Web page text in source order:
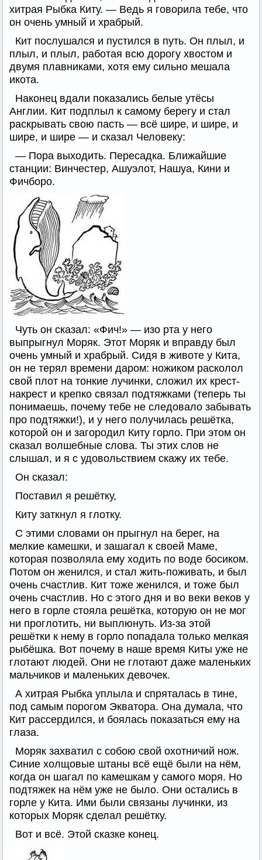
хитрая Рыбка Киту. — Ведь я говорила тебе, что
он очень умный и храбрый.
Кит послушался и пустился в путь. Он плыл, и
плыл, и плыл, работая всю дорогу хвостом и
двумя плавниками, хотя ему сильно мешала
икота.
Наконец вдали показались белые утёсы
Англии. Кит подплыл к самому берегу и стал
раскрывать свою пасть — всё шире, и шире, и
шире, и шире — и сказал Человеку:
— Пора выходить. Пересадка. Ближайшие
станции: Винчестер, Ашуэлот, Нашуа, Кини и
Фичборо.
Чуть он сказал: «Фич!» — изо рта у него
выпрыгнул Моряк. Этот Моряк и вправду был
очень умный и храбрый. Сидя в животе у Кита,
он не терял времени даром: ножиком расколол
свой плот на тонкие лучинки, сложил их крест-
накрест и крепко связал подтяжками (теперь ты
понимаешь, почему тебе не следовало забывать
про подтяжки!), и у него получилась решётка,
которой он и загородил Киту горло. При этом он
сказал волшебные слова. Ты этих слов не
слышал, и я с удовольствием скажу их тебе.
Он сказал:
Поставил я решётку,
Киту заткнул я глотку.
С этими словами он прыгнул на берег, на
мелкие камешки, и зашагал к своей Маме,
которая позволяла ему ходить по воде босиком.
Потом он женился, и стал жить-поживать, и был
очень счастлив. Кит тоже женился, и тоже был
очень счастлив. Но с этого дня и во веки веков у
него в горле стояла решётка, которую он не мог
ни проглотить, ни выплюнуть. Из-за этой
решётки к нему в горло попадала только мелкая
рыбёшка. Вот почему в наше время Киты уже не
глотают людей. Они не глотают даже маленьких
мальчиков и маленьких девочек.
А хитрая Рыбка уплыла и спряталась в тине,
под самым порогом Экватора. Она думала, что
Кит рассердился, и боялась показаться ему на
глаза.
Моряк захватил с собою свой охотничий нож.
Синие холщовые штаны всё ещё были на нём,
когда он шагал по камешкам у самого моря. Но
подтяжек на нём уже не было. Они остались в
горле у Кита. Ими были связаны лучинки, из
которых Моряк сделал решётку.
Вот и всё. Этой сказке конец.